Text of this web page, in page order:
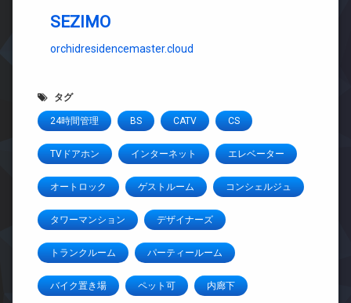
SEZIMO
orchidresidencemaster.cloud
タグ
24時間管理 BS CATV CS
TVドアホン インターネット エレベーター
オートロック ゲストルーム コンシェルジュ
タワーマンション デザイナーズ
トランクルーム パーティールーム
バイク置き場 ペット可 内廊下